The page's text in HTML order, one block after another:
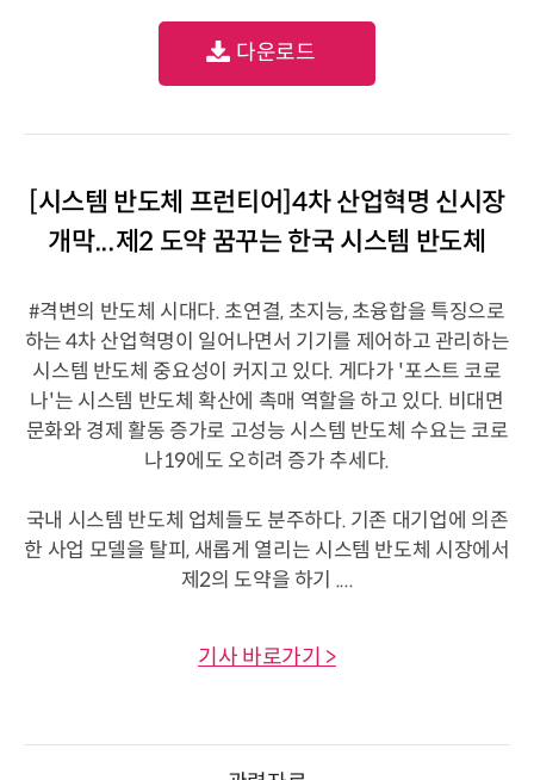
다운로드
[시스템 반도체 프런티어]4차 산업혁명 신시장
개막...제2 도약 꿈꾸는 한국 시스템 반도체
#격변의 반도체 시대다. 초연결, 초지능, 초융합을 특징으로
하는 4차 산업혁명이 일어나면서 기기를 제어하고 관리하는
시스템 반도체 중요성이 커지고 있다. 게다가 '포스트 코로
나'는 시스템 반도체 확산에 촉매 역할을 하고 있다. 비대면
문화와 경제 활동 증가로 고성능 시스템 반도체 수요는 코로
나19에도 오히려 증가 추세다.
국내 시스템 반도체 업체들도 분주하다. 기존 대기업에 의존
한 사업 모델을 탈피, 새롭게 열리는 시스템 반도체 시장에서
제2의 도약을 하기 ....
기사 바로가기 >